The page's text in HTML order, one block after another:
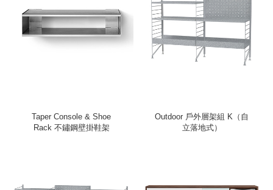
Taper Console & Shoe
Rack 不鏽鋼壁掛鞋架
Outdoor 戶外層架組 K（自
立落地式）